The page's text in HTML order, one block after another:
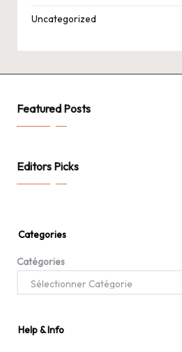
Uncategorized
Featured Posts
Editors Picks
Categories
Catégories
Help & Info